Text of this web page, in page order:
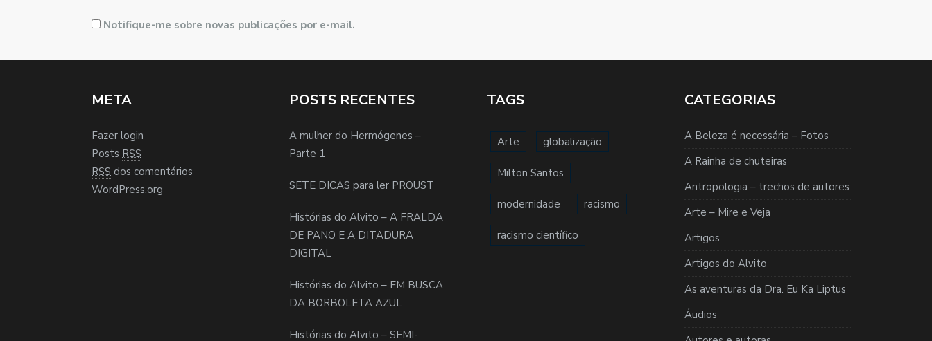
Notifique-me sobre novas publicações por e-mail.
META
Fazer login
Posts RSS
RSS dos comentários
WordPress.org
POSTS RECENTES
A mulher do Hermógenes –
Parte 1
SETE DICAS para ler PROUST
Histórias do Alvito – A FRALDA
DE PANO E A DITADURA
DIGITAL
Histórias do Alvito – EM BUSCA
DA BORBOLETA AZUL
Histórias do Alvito – SEMI-
TAGS
Arte globalização
Milton Santos
modernidade racismo
racismo científico
CATEGORIAS
A Beleza é necessária – Fotos
A Rainha de chuteiras
Antropologia – trechos de autores
Arte – Mire e Veja
Artigos
Artigos do Alvito
As aventuras da Dra. Eu Ka Liptus
Áudios